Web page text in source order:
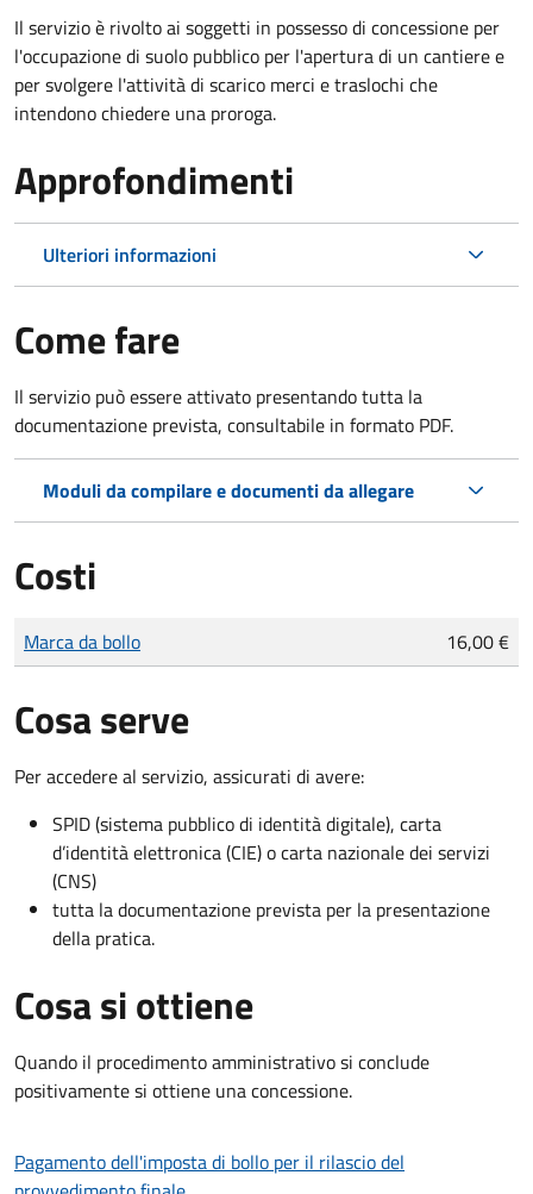
Il servizio è rivolto ai soggetti in possesso di concessione per
l'occupazione di suolo pubblico per l'apertura di un cantiere e
per svolgere l'attività di scarico merci e traslochi che
intendono chiedere una proroga.
Approfondimenti
Ulteriori informazioni
Come fare
Il servizio può essere attivato presentando tutta la
documentazione prevista, consultabile in formato PDF.
Moduli da compilare e documenti da allegare
Costi
Tipo di pagamento
Importo
Marca da bollo 16,00 €
Cosa serve
Per accedere al servizio, assicurati di avere:
SPID (sistema pubblico di identità digitale), carta
d’identità elettronica (CIE) o carta nazionale dei servizi
(CNS)
tutta la documentazione prevista per la presentazione
della pratica.
Cosa si ottiene
Quando il procedimento amministrativo si conclude
positivamente si ottiene una concessione.
Pagamento dell'imposta di bollo per il rilascio del